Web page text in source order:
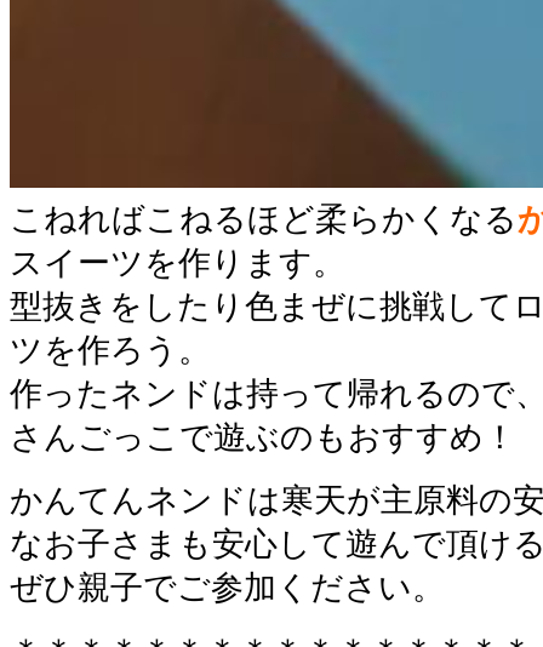
こねればこねるほど柔らかくなる
スイーツを作ります。
型抜きをしたり色まぜに挑戦して
ツを作ろう。
作ったネンドは持って帰れるので
さんごっこで遊ぶのもおすすめ！
かんてんネンドは寒天が主原料の
なお子さまも安心して遊んで頂け
ぜひ親子でご参加ください。